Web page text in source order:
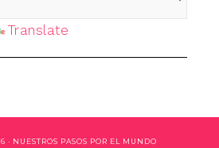
Translate
· NUESTROS PASOS POR EL MUNDO